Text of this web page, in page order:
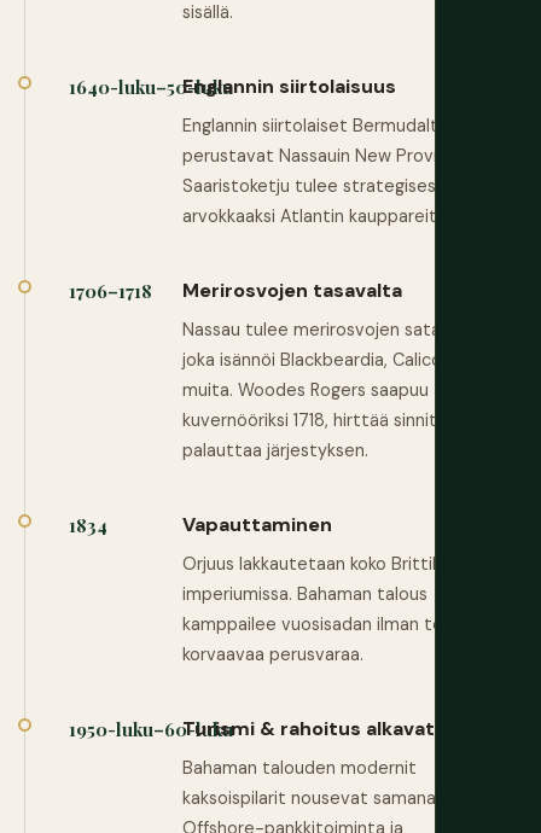
sisällä.
1640-luku–50-lukuEnglannin siirtolaisuus
Englannin siirtolaiset Bermudalta
perustavat Nassauin New Providencelle.
Saaristoketju tulee strategisesti
arvokkaaksi Atlantin kauppareiteille.
1706–1718 Merirosvojen tasavalta
Nassau tulee merirosvojen satamaksi,
joka isännöi Blackbeardia, Calico Jackia ja
muita. Woodes Rogers saapuu
kuvernööriksi 1718, hirttää sinnittelijät ja
palauttaa järjestyksen.
1834 Vapauttaminen
Orjuus lakkautetaan koko Brittiläisessä
imperiumissa. Bahaman talous
kamppailee vuosisadan ilman toimivaa
korvaavaa perusvaraa.
1950-luku–60-lukuTurismi & rahoitus alkavat
Bahaman talouden modernit
kaksoispilarit nousevat samanaikaisesti.
Offshore-pankkitoiminta ja